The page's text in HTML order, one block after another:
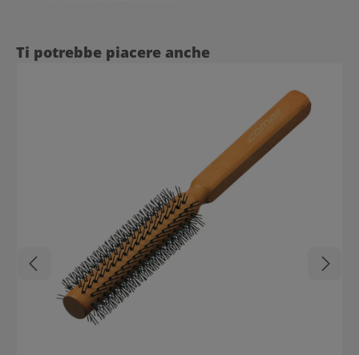
Salta la galleria dei prodotti
Ti potrebbe piacere anche